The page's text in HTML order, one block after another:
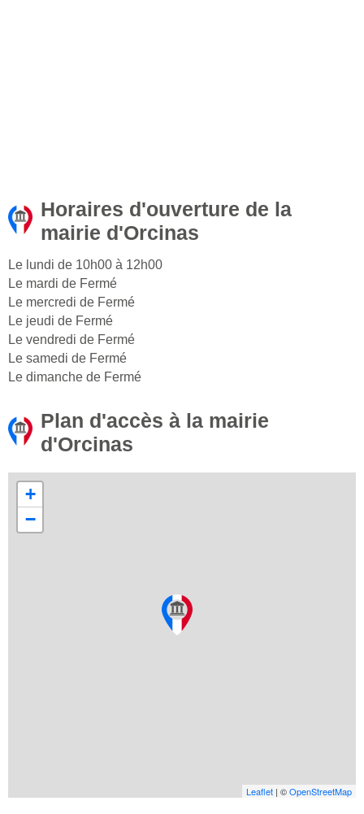
Horaires d'ouverture de la
mairie d'Orcinas
Le lundi de 10h00 à 12h00
Le mardi de Fermé
Le mercredi de Fermé
Le jeudi de Fermé
Le vendredi de Fermé
Le samedi de Fermé
Le dimanche de Fermé
Plan d'accès à la mairie
d'Orcinas
+
−
Leaflet | ©OpenStreetMap